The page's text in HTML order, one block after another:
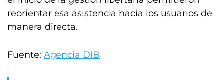
reorientar esa asistencia hacia los usuarios de
manera directa.
Fuente: Agencia DIB